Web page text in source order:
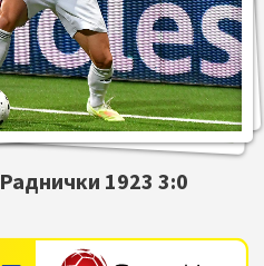
Раднички 1923 3:0